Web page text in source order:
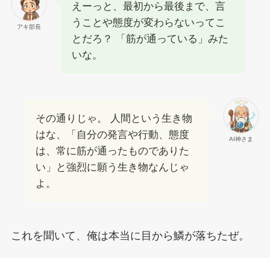
アキ部長
えーっと、最初から最後まで、言
うことや態度が変わらないってこ
とだろ？ 「筋が通っている」みた
いな。
AI神さま
その通りじゃ。 人間という生き物
はな、「自分の発言や行動、態度
は、常に筋が通ったものでありた
い」と強烈に願う生き物なんじゃ
よ。
これを聞いて、俺は本当に目から鱗が落ちたぜ。